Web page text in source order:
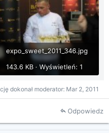
expo_sweet_2011_346.jpg
143.6 KB · Wyświetleń: 1
dokonał moderator: Mar 2, 2011
Odpowiedz